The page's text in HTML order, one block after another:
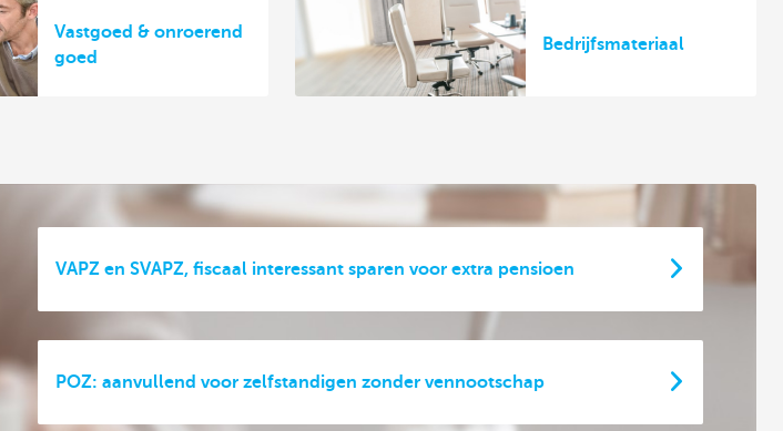
Vastgoed & onroerend
goed
Bedrijfsmateriaal
VAPZ en SVAPZ, fiscaal interessant sparen voor extra pensioen
POZ: aanvullend voor zelfstandigen zonder vennootschap